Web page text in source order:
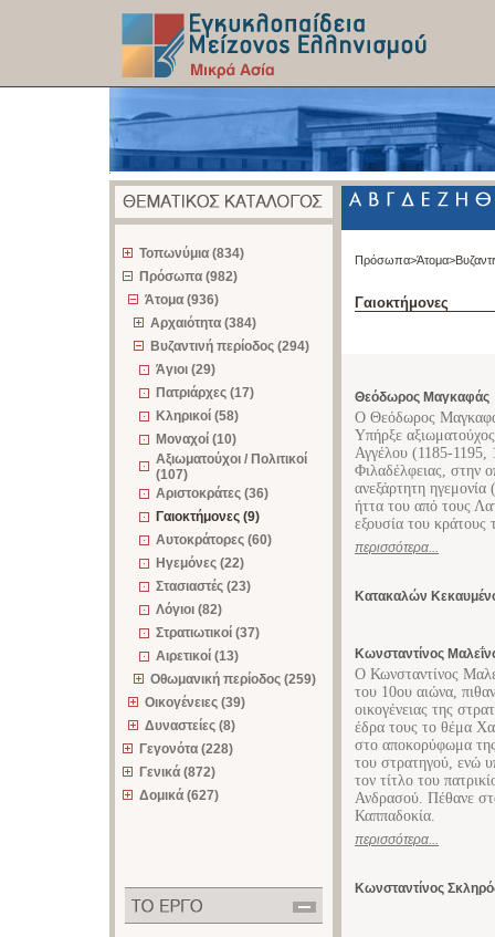
Τοπωνύμια (834)
Πρόσωπα (982)
Άτομα (936)
Αρχαιότητα (384)
Βυζαντινή περίοδος (294)
Άγιοι (29)
Πατριάρχες (17)
Κληρικοί (58)
Μοναχοί (10)
Αξιωματούχοι / Πολιτικοί
(107)
Αριστοκράτες (36)
Γαιοκτήμονες (9)
Αυτοκράτορες (60)
Ηγεμόνες (22)
Στασιαστές (23)
Λόγιοι (82)
Στρατιωτικοί (37)
Αιρετικοί (13)
Οθωμανική περίοδος (259)
Οικογένειες (39)
Δυναστείες (8)
Γεγονότα (228)
Γενικά (872)
Δομικά (627)
Πρόσωπα>Άτομα>
Γαιοκτήμονες
Θεόδωρος Μαγκαφάς
Ο Θεόδωρος
Υπήρξε
Αγγέλου (1185-1195,
Φιλαδέλφειας, στην
ανεξάρτητη
ήττα του από τους
εξουσία του κράτους
περισσότερα...
Κατακαλών
Κωνσταντίνος
Ο Κωνσταντίνος
του 10ου αιώνα,
οικογένειας της
έδρα τους το θέμα
στο αποκορύφωμα
του στρατηγού, ενώ
τον τίτλο του
Ανδρασού. Πέθανε
Καππαδοκία.
περισσότερα...
Κωνσταντίνος